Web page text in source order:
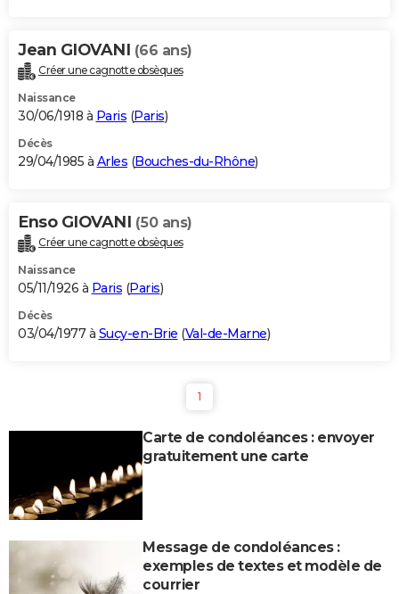
Jean GIOVANI (66 ans)
Créer une cagnotte obsèques
Naissance
30/06/1918 à Paris (Paris)
Décès
29/04/1985 à Arles (Bouches-du-Rhône)
Enso GIOVANI (50 ans)
Créer une cagnotte obsèques
Naissance
05/11/1926 à Paris (Paris)
Décès
03/04/1977 à Sucy-en-Brie (Val-de-Marne)
1
Carte de condoléances : envoyer
gratuitement une carte
Message de condoléances :
exemples de textes et modèle de
courrier